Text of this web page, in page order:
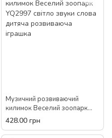
Музичний розвиваючий
килимок Веселий зоопарк
YQ2997 світло звуки слова
дитяча розвиваюча іграшка
428.00 грн